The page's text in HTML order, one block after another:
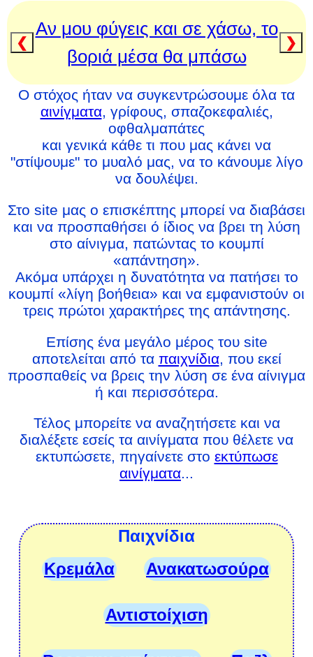
Αν μου φύγεις και σε χάσω, το
βοριά μέσα θα μπάσω
❮ ❯
Ο στόχος ήταν να συγκεντρώσουμε όλα τα
αινίγματα, γρίφους, σπαζοκεφαλιές,
οφθαλμαπάτες
και γενικά κάθε τι που μας κάνει να
"στίψουμε" το μυαλό μας, να το κάνουμε λίγο
να δουλέψει.
Στο site μας ο επισκέπτης μπορεί να διαβάσει
και να προσπαθήσει ό ίδιος να βρει τη λύση
στο αίνιγμα, πατώντας το κουμπί
«απάντηση».
Ακόμα υπάρχει η δυνατότητα να πατήσει το
κουμπί «λίγη βοήθεια» και να εμφανιστούν οι
τρεις πρώτοι χαρακτήρες της απάντησης.
Επίσης ένα μεγάλο μέρος του site
αποτελείται από τα παιχνίδια, που εκεί
προσπαθείς να βρεις την λύση σε ένα αίνιγμα
ή και περισσότερα.
Τέλος μπορείτε να αναζητήσετε και να
διαλέξετε εσείς τα αινίγματα που θέλετε να
εκτυπώσετε, πηγαίνετε στο εκτύπωσε
αινίγματα...
Παιχνίδια
Κρεμάλα
Ανακατωσούρα
Αντιστοίχιση